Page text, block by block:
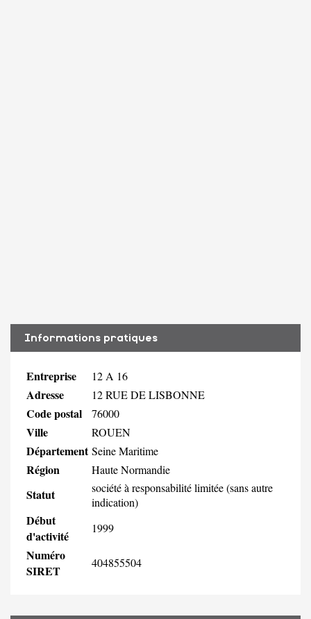
Informations pratiques
Entreprise 12 A 16
Adresse 12 RUE DE LISBONNE
Code postal 76000
Ville ROUEN
Département Seine Maritime
Région Haute Normandie
Statut
société à responsabilité limitée (sans autre
indication)
Début
d'activité
1999
Numéro
SIRET
404855504